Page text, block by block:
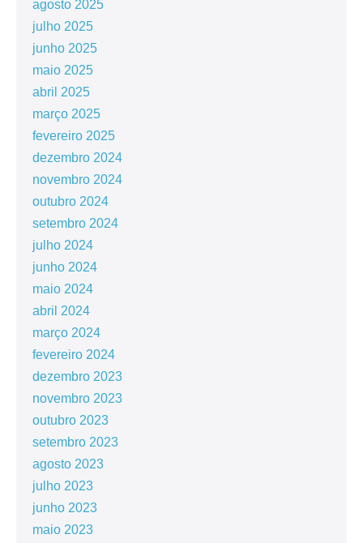
agosto 2025
julho 2025
junho 2025
maio 2025
abril 2025
março 2025
fevereiro 2025
dezembro 2024
novembro 2024
outubro 2024
setembro 2024
julho 2024
junho 2024
maio 2024
abril 2024
março 2024
fevereiro 2024
dezembro 2023
novembro 2023
outubro 2023
setembro 2023
agosto 2023
julho 2023
junho 2023
maio 2023